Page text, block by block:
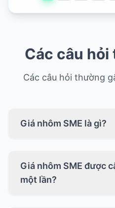
Các câu
Các câu hỏi thường
Giá nhôm SME là gì?
Giá nhôm SME được
một lần?